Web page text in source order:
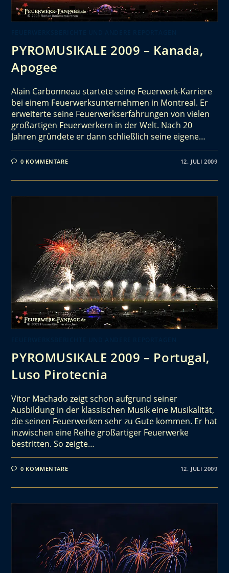
PYROMUSIKALE 2009 – Kanada,
Apogee
Alain Carbonneau startete seine Feuerwerk-Karriere
bei einem Feuerwerksunternehmen in Montreal. Er
erweiterte seine Feuerwerkserfahrungen von vielen
großartigen Feuerwerkern in der Welt. Nach 20
Jahren gründete er dann schließlich seine eigene…
0 KOMMENTARE 12. JULI 2009
PYROMUSIKALE 2009 – Portugal,
Luso Pirotecnia
Vitor Machado zeigt schon aufgrund seiner
Ausbildung in der klassischen Musik eine Musikalität,
die seinen Feuerwerken sehr zu Gute kommen. Er hat
inzwischen eine Reihe großartiger Feuerwerke
bestritten. So zeigte…
0 KOMMENTARE 12. JULI 2009